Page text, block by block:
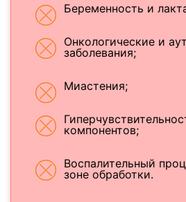
Беременность и
Онкологические и
заболевания;
Миастения;
компонентов;
Воспалительный
зоне обработки.